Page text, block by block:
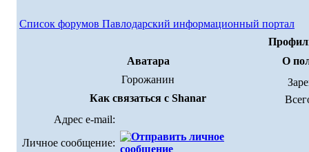
Список форумов Павлодарский информационный портал
Аватара
О
Горожанин
Как связаться с Shanar
Адрес e-mail:
Личное сообщение: